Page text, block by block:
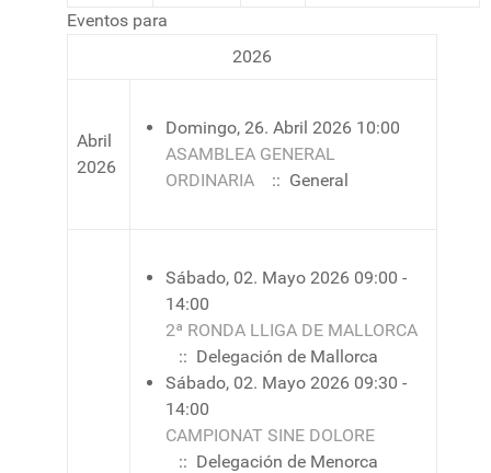
Eventos para
2026
Abril
2026
Domingo, 26. Abril 2026 10:00
ASAMBLEA GENERAL
ORDINARIA
:: General
Sábado, 02. Mayo 2026 09:00 -
14:00
2ª RONDA LLIGA DE MALLORCA
:: Delegación de Mallorca
Sábado, 02. Mayo 2026 09:30 -
14:00
CAMPIONAT SINE DOLORE
:: Delegación de Menorca